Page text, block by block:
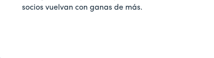
socios vuelvan con ganas de más.